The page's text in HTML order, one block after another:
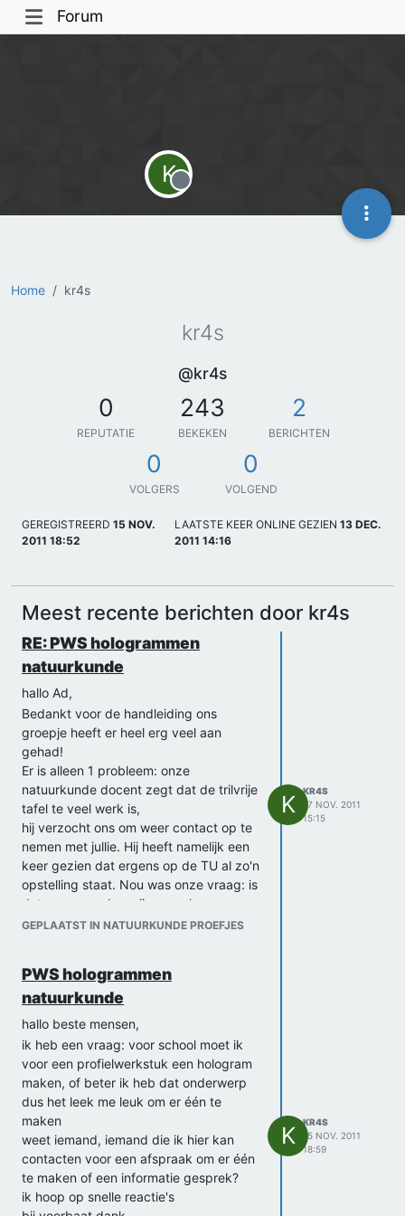
Forum
Home kr4s
K
Offline
kr4s
@kr4s
0
REPUTATIE
243
BEKEKEN
2
BERICHTEN
0
VOLGERS
0
VOLGEND
GEREGISTREERD 15 NOV.
2011 18:52
LAATSTE KEER ONLINE GEZIEN 13 DEC.
2011 14:16
Meest recente berichten door kr4s
RE: PWS hologrammen
natuurkunde
hallo Ad,
Bedankt voor de handleiding ons
groepje heeft er heel erg veel aan
gehad!
Er is alleen 1 probleem: onze
natuurkunde docent zegt dat de trilvrije
tafel te veel werk is,
hij verzocht ons om weer contact op te
nemen met jullie. Hij heeft namelijk een
keer gezien dat ergens op de TU al zo'n
opstelling staat. Nou was onze vraag: is
dat zo en zouden wij er een keer een
middagje gebruik van mogen maken of
Alvast bedankt
Etienne
GEPLAATST IN NATUURKUNDE PROEFJES
K
KR4S
17 NOV. 2011
15:15
PWS hologrammen
natuurkunde
hallo beste mensen,
ik heb een vraag: voor school moet ik
voor een profielwerkstuk een hologram
maken, of beter ik heb dat onderwerp
dus het leek me leuk om er één te
maken
weet iemand, iemand die ik hier kan
contacten voor een afspraak om er één
te maken of een informatie gesprek?
ik hoop op snelle reactie's
K
KR4S
15 NOV. 2011
18:59